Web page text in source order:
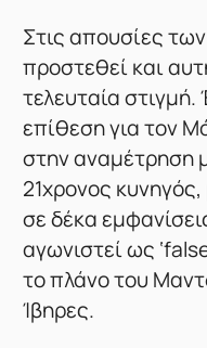
Στις απουσίες
προστεθεί και
τελευταία
επίθεση για τον
στην αναμέτρηση
21χρονος
σε δέκα
αγωνιστεί ως
το πλάνο του
Ίβηρες.